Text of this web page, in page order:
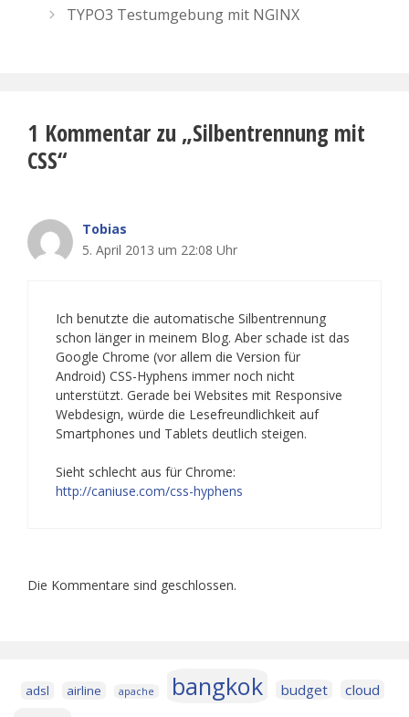
TYPO3 Testumgebung mit NGINX
1 Kommentar zu „Silbentrennung mit
CSS“
Tobias
5. April 2013 um 22:08 Uhr
Ich benutzte die automatische Silbentrennung
schon länger in meinem Blog. Aber schade ist das
Google Chrome (vor allem die Version für
Android) CSS-Hyphens immer noch nicht
unterstützt. Gerade bei Websites mit Responsive
Webdesign, würde die Lesefreundlichkeit auf
Smartphones und Tablets deutlich steigen.
Sieht schlecht aus für Chrome:
http://caniuse.com/css-hyphens
Die Kommentare sind geschlossen.
adsl airline apache bangkok budget cloud